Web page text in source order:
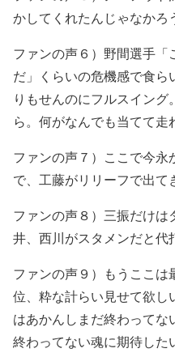
かしてくれたんじゃなかろ
ファンの声６） 野間選手「
だ」くらいの危機感で食
りもせんのにフルスイン
ら。何がなんでも当てて走
ファンの声７）ここで今永
で、工藤がリリーフで出て
ファンの声８） 三振だけは
井、西川がスタメンだと代
ファンの声９）もうここ
位、粋な計らい見せて欲し
はあかんしまだ終わって
終わってない魂に期待した